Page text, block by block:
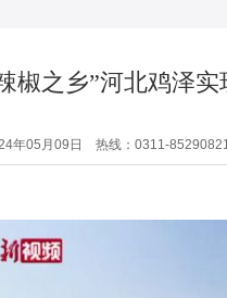
椒之乡”河北鸡泽
年05月09日 热线：0311-